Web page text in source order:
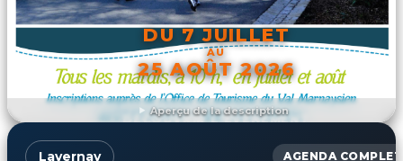
Aperçu de la description
DU 7 JUILLET
AU
25 AOÛT 2026
DÉCOUVRIR L'ÉVÉNEMENT
Lavernay AGENDA COMPLET